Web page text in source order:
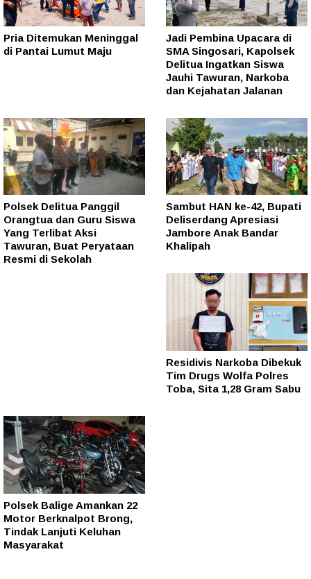
Pria Ditemukan Meninggal
di Pantai Lumut Maju
Jadi Pembina Upacara di
SMA Singosari, Kapolsek
Delitua Ingatkan Siswa
Jauhi Tawuran, Narkoba
dan Kejahatan Jalanan
Polsek Delitua Panggil
Orangtua dan Guru Siswa
Yang Terlibat Aksi
Tawuran, Buat Peryataan
Resmi di Sekolah
Sambut HAN ke-42, Bupati
Deliserdang Apresiasi
Jambore Anak Bandar
Khalipah
Residivis Narkoba Dibekuk
Tim Drugs Wolfa Polres
Toba, Sita 1,28 Gram Sabu
Polsek Balige Amankan 22
Motor Berknalpot Brong,
Tindak Lanjuti Keluhan
Masyarakat